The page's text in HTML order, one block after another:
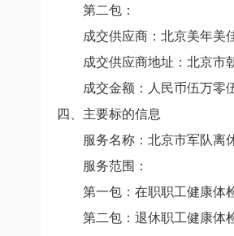
第二包：
成交供应商：北京美年美
成交供应商地址：北京市
成交金额：人民币伍万零
四、主要标的信息
服务名称： 北京市军队离
服务范围：
第一包： 在职职工健康体
第二包：退休职工健康体